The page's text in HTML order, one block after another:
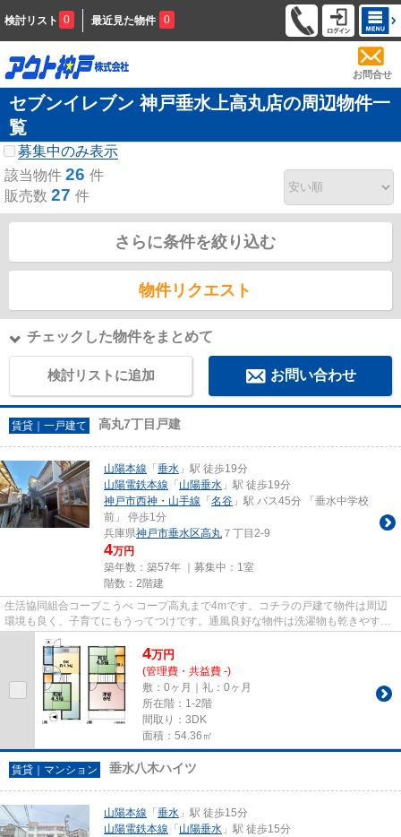
検討リスト 0 最近見た物件 0
お問合せ
セブンイレブン 神戸垂水上高丸店の周辺物件一
覧
募集中のみ表示
該当物件 26 件
販売数 27 件
さらに条件を絞り込む
物件リクエスト
チェックした物件をまとめて
検討リストに追加 お問い合わせ
賃貸｜一戸建て 高丸7丁目戸建
山陽本線 「 垂水 」駅 徒歩19分
山陽電鉄本線 「 山陽垂水 」駅 徒歩19分
神戸市西神・山手線 「 名谷 」駅 バス45分 「垂水中学校
前」 停歩1分
兵庫県神戸市垂水区高丸 ７丁目2-9
4万円
築年数：築57年 ｜募集中： 1室
階数：2階建
生活協同組合コープこうべ コープ高丸まで4mです。コチラの戸建て物件は周辺
環境も良く、子育てにもうってつけです。通風良好な物件は洗濯物も乾きやすく
なっています。眺望良好な物件...
4万円
(管理費・共益費 -)
敷：0ヶ月｜礼：0ヶ月
所在階：1-2階
間取り：3DK
面積：54.36㎡
賃貸｜マンション 垂水八木ハイツ
山陽本線 「 垂水 」駅 徒歩15分
山陽電鉄本線 「 山陽垂水 」駅 徒歩15分